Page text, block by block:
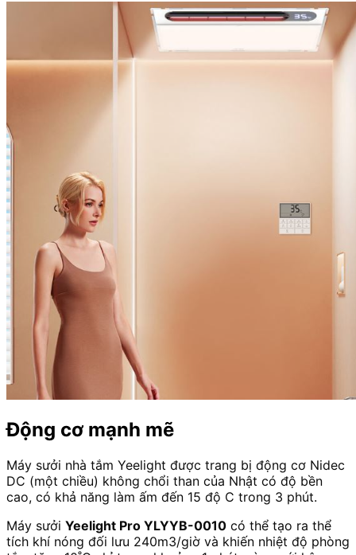
Động cơ mạnh mẽ
Máy sưởi nhà tắm Yeelight được trang bị động cơ Nidec
DC (một chiều) không chổi than của Nhật có độ bền
cao, có khả năng làm ấm đến 15 độ C trong 3 phút.
Máy sưởi Yeelight Pro YLYYB-0010 có thể tạo ra thể
tích khí nóng đối lưu 240m3/giờ và khiến nhiệt độ phòng